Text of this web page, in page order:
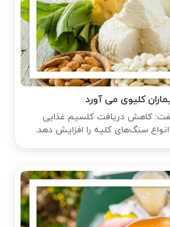
کلیوی می آورد
کاهش دریافت کلسیم غذایی
سنگ‌های کلیه را افزایش دهد.